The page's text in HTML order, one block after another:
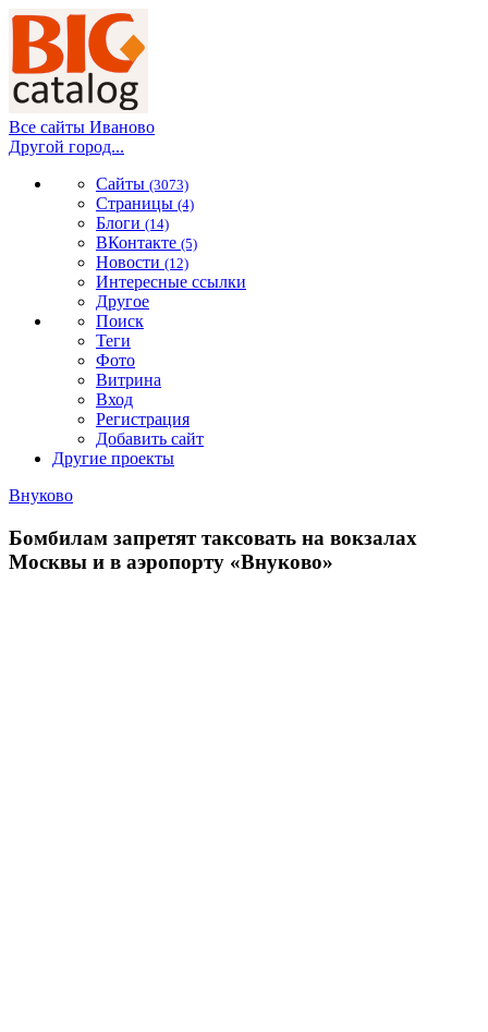
Все сайты Иваново
Другой город...
Сайты (3073)
Страницы (4)
Блоги (14)
ВКонтакте (5)
Новости (12)
Интересные ссылки
Другое
Поиск
Теги
Фото
Витрина
Вход
Регистрация
Добавить сайт
Другие проекты
Внуково
Бомбилам запретят таксовать на вокзалах
Москвы и в аэропорту «Внуково»